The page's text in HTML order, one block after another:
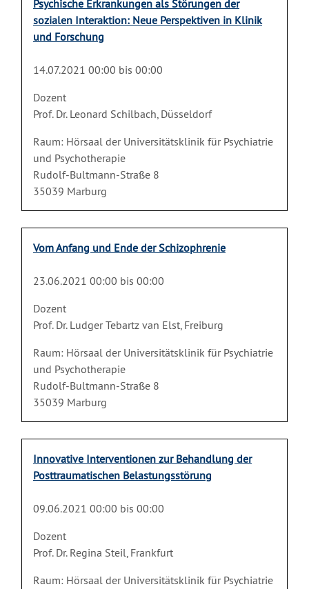
Psychische Erkrankungen als Störungen der
sozialen Interaktion: Neue Perspektiven in Klinik
und Forschung
14.07.2021 00:00 bis 00:00
Dozent
Prof. Dr. Leonard Schilbach, Düsseldorf
Raum: Hörsaal der Universitätsklinik für Psychiatrie
und Psychotherapie
Rudolf-Bultmann-Straße 8
35039 Marburg
Vom Anfang und Ende der Schizophrenie
23.06.2021 00:00 bis 00:00
Dozent
Prof. Dr. Ludger Tebartz van Elst, Freiburg
Raum: Hörsaal der Universitätsklinik für Psychiatrie
und Psychotherapie
Rudolf-Bultmann-Straße 8
35039 Marburg
Innovative Interventionen zur Behandlung der
Posttraumatischen Belastungsstörung
09.06.2021 00:00 bis 00:00
Dozent
Prof. Dr. Regina Steil, Frankfurt
Raum: Hörsaal der Universitätsklinik für Psychiatrie